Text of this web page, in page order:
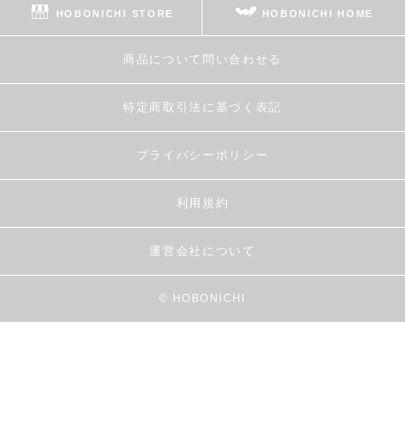
HOBONICHI STORE HOBONICHI HOME
商品について問い合わせる
特定商取引法に基づく表記
プライバシーポリシー
利用規約
運営会社について
© HOBONICHI